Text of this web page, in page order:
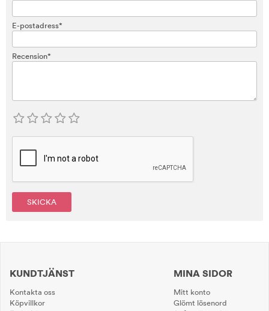
E-postadress*
Recension*
SKICKA
KUNDTJÄNST
Kontakta oss
Köpvillkor
MINA SIDOR
Mitt konto
Glömt lösenord